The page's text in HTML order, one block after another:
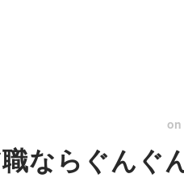
on
ならぐんぐ